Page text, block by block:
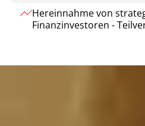
Hereinnahme von
Finanzinvestoren -